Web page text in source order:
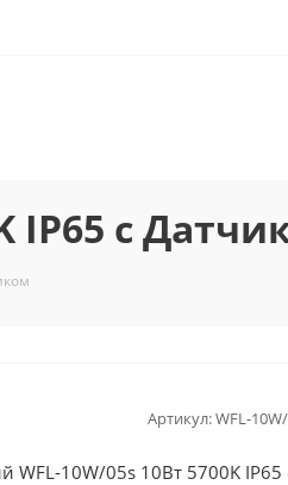
IP65 с
Артикул:WFL-
WFL-10W/05s 10Вт 5700K IP65